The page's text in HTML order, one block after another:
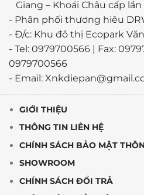
Giang – Khoái Châu cấp
- Phân phối thương hiêu
- Đ/c: Khu đô thị Ecopark
- Tel: 0979700566 | Fax:
0979700566
- Email:
GIỚI THIỆU
THÔNG TIN LIÊN HỆ
CHÍNH SÁCH BẢO MẬT
SHOWROOM
CHÍNH SÁCH ĐỔI TRẢ